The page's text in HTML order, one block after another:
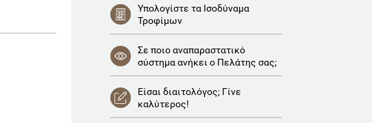
Υπολογίστε τα Ισοδύναμα
Τροφίμων
Σε ποιο αναπαραστατικό
σύστημα ανήκει ο Πελάτης σας;
Είσαι διαιτολόγος; Γίνε
καλύτερος!